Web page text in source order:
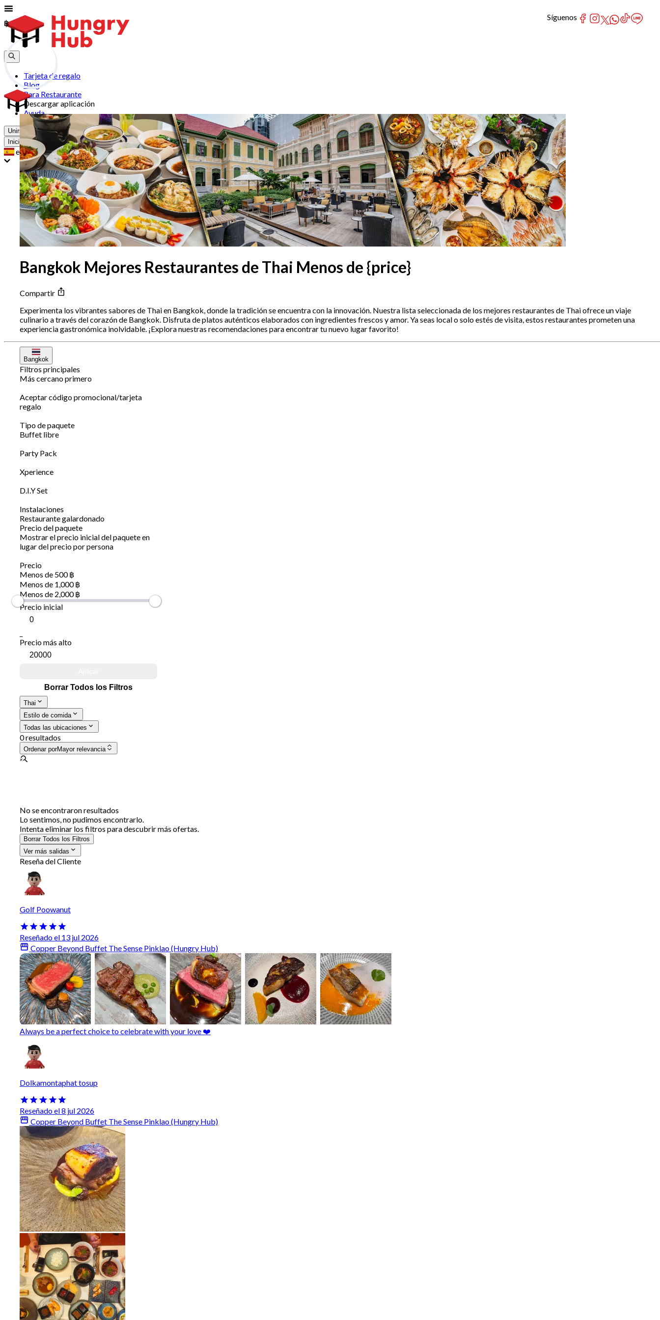
Tarjeta de regalo
Blog
Para Restaurante
Descargar aplicación
Ayuda
Unirse
Iniciar Sesión
es
Bangkok Mejores Restaurantes de Thai Menos de {price}
Compartir
Experimenta los vibrantes sabores de Thai en Bangkok, donde la tradición se encuentra con la innovación. Nuestra lista seleccionada de los mejores restaurantes de Thai ofrece un viaje
culinario a través del corazón de Bangkok. Disfruta de platos auténticos elaborados con ingredientes frescos y amor. Ya seas local o solo estés de visita, estos restaurantes prometen una
experiencia gastronómica inolvidable. ¡Explora nuestras recomendaciones para encontrar tu nuevo lugar favorito!
Bangkok
Filtros principales
Más cercano primero
Aceptar código promocional/tarjeta
regalo
Tipo de paquete
Buffet libre
Party Pack
Xperience
D.I.Y Set
Instalaciones
Restaurante galardonado
Precio del paquete
Mostrar el precio inicial del paquete en
lugar del precio por persona
Precio
Menos de 500 ฿
Menos de 1,000 ฿
Menos de 2,000 ฿
฿
Precio inicial
฿
Precio más alto
Borrar Todos los Filtros
Thai
Estilo de comida
Todas las ubicaciones
0 resultados
Ordenar porMayor relevancia
No se encontraron resultados
Lo sentimos, no pudimos encontrarlo.
Intenta eliminar los filtros para descubrir más ofertas.
Borrar Todos los Filtros
Ver más salidas
Reseña del Cliente
Golf Poowanut
Reseñado el 13 jul 2026
Copper Beyond Buffet The Sense Pinklao (Hungry Hub)
Always be a perfect choice to celebrate with your love ❤️
Dolkamontaphat tosup
Reseñado el 8 jul 2026
Copper Beyond Buffet The Sense Pinklao (Hungry Hub)
Síguenos